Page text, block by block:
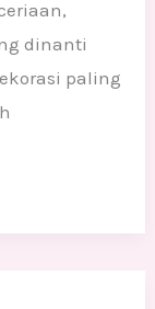
dinanti
paling